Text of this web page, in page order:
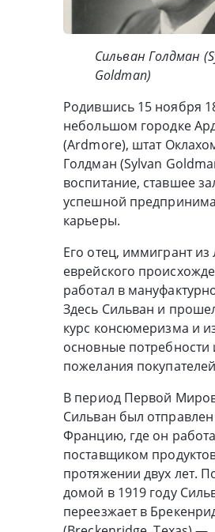
Сильван Голдман
Goldman)
Родившись 15 ноября
небольшом городке
(Ardmore), штат
Голдман (Sylvan
воспитание, ставшее
успешной
карьеры.
Его отец, иммигрант из
еврейского
работал в
Здесь Сильван и
курс консюмеризма и
основные потребности
пожелания
В период Первой
Сильван был
Францию, где он
поставщиком
протяжении двух лет.
домой в 1919 году
переезжает в